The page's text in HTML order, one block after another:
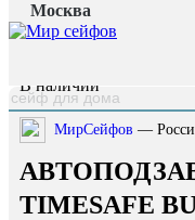
Москва
Главная страница
Каталог /
В наличии
МирСейфов —
TIMESAFE